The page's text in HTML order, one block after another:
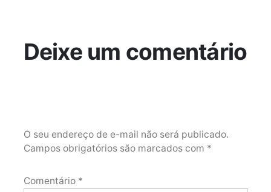
Deixe um comentário
O seu endereço de e-mail não será publicado.
Campos obrigatórios são marcados com *
Comentário *